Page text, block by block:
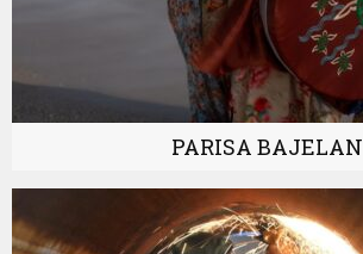
PARISA BAJELAN